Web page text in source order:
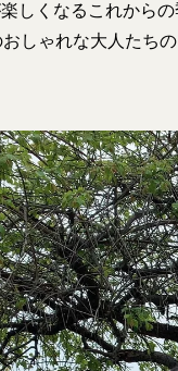
しくなるこれから
しゃれな大人たち